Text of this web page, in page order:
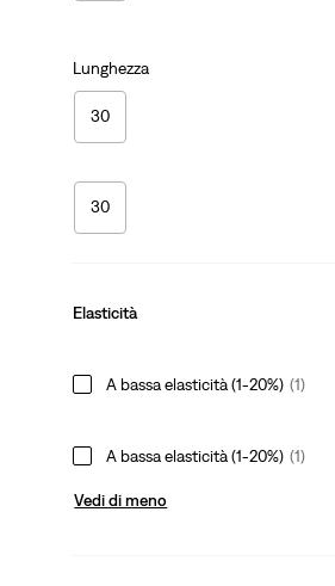
Lunghezza
30
30
Elasticità
A bassa elasticità (1-20%) (1)
A bassa elasticità (1-20%) (1)
Vedi di meno